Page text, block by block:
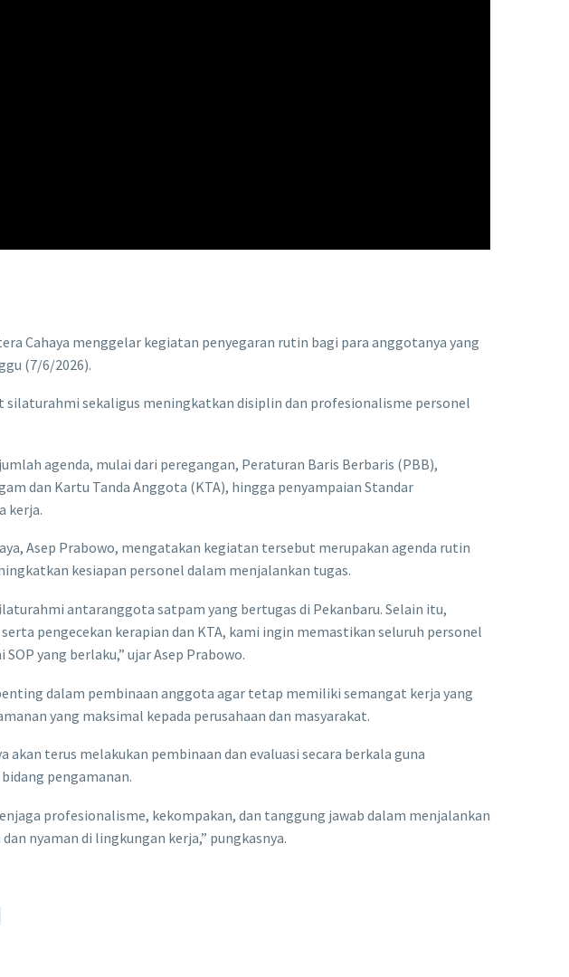
Cahaya menggelar kegiatan penyegaran rutin bagi para anggotanya yang
(7/6/2026).
sekaligus meningkatkan disiplin dan profesionalisme personel
agenda, mulai dari peregangan, Peraturan Baris Berbaris (PBB),
dan Kartu Tanda Anggota (KTA), hingga penyampaian Standar
kerja.
Asep Prabowo, mengatakan kegiatan tersebut merupakan agenda rutin
kesiapan personel dalam menjalankan tugas.
antaranggota satpam yang bertugas di Pekanbaru. Selain itu,
pengecekan kerapian dan KTA, kami ingin memastikan seluruh personel
yang berlaku,” ujar Asep Prabowo.
dalam pembinaan anggota agar tetap memiliki semangat kerja yang
yang maksimal kepada perusahaan dan masyarakat.
akan terus melakukan pembinaan dan evaluasi secara berkala guna
pengamanan.
profesionalisme, kekompakan, dan tanggung jawab dalam menjalankan
nyaman di lingkungan kerja,” pungkasnya.